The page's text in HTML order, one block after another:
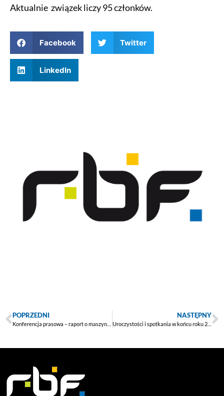
Aktualnie związek liczy 95 członków.
Facebook Twitter
LinkedIn
POPRZEDNI NASTĘPNY
Uroczystości i spotkania w końcu roku 2019